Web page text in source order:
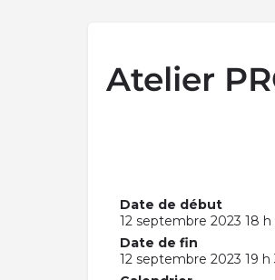
Atelier
Date de début
12 septembre 2023 18
Date de fin
12 septembre 2023 19